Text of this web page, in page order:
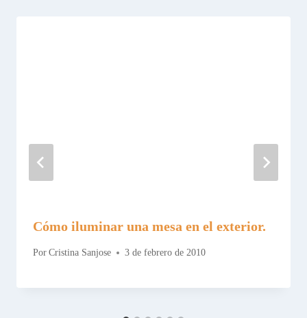
Cómo iluminar una mesa en el exterior.
Por Cristina Sanjose 3 de febrero de 2010